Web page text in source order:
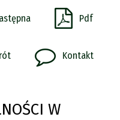
Pdf
Kontakt
W